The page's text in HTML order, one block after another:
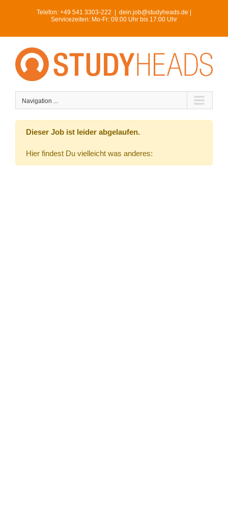
Telefon: +49 541 3303-222
dein.job@studyheads.de |
Servicezeiten: Mo-Fr: 09:00 Uhr bis 17:00 Uhr
Navigation ...
Dieser Job ist leider abgelaufen.
Hier findest Du vielleicht was anderes: